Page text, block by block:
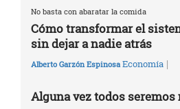
No basta con abaratar la comida
Cómo transformar el
sin dejar a nadie atrás
Alberto Garzón Espinosa Economía |
Alguna vez todos